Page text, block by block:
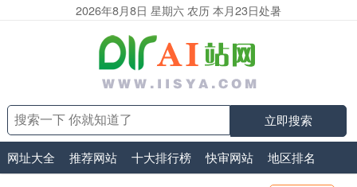
2026年8月8日 星期六 农历 本月23日处暑
立即搜索
网址大全 推荐网站 十大排行榜 快审网站 地区排名